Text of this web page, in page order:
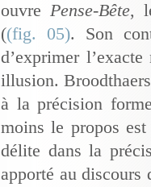
ouvre Pense-Bête,
((fig. 05). Son
d’exprimer
illusion.
à la précision
moins le propos
délite dans la
apporté au discours